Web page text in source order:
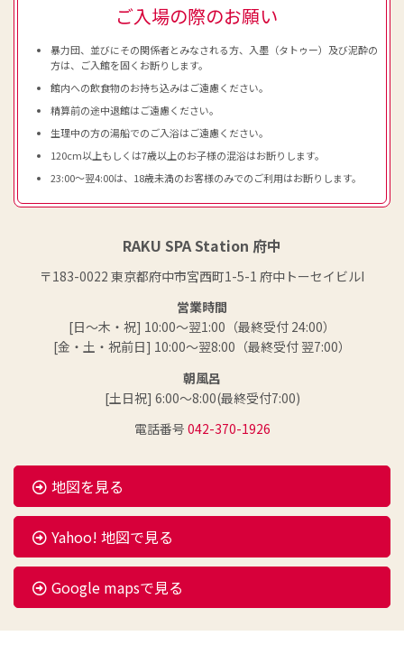
ご入場の際のお願い
暴力団、並びにその関係者とみなされる方、入墨（タトゥー）及び泥酔の
方は、ご入館を固くお断りします。
館内への飲食物のお持ち込みはご遠慮ください。
精算前の途中退館はご遠慮ください。
生理中の方の湯船でのご入浴はご遠慮ください。
120cm以上もしくは7歳以上のお子様の混浴はお断りします。
23:00～翌4:00は、18歳未満のお客様のみでのご利用はお断りします。
RAKU SPA Station 府中
〒183-0022 東京都府中市宮西町1-5-1 府中トーセイビルI
営業時間
[日～木・祝] 10:00～翌1:00（最終受付 24:00）
[金・土・祝前日] 10:00～翌8:00（最終受付 翌7:00）
朝風呂
[土日祝] 6:00～8:00(最終受付7:00)
電話番号 042-370-1926
地図を見る
Yahoo! 地図で見る
Google mapsで見る